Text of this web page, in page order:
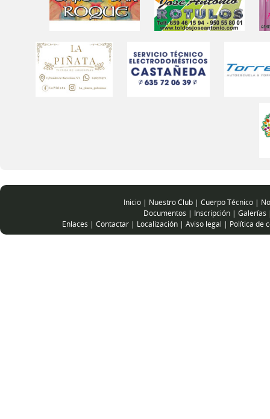
Inicio | Nuestro Club | Cuerpo Técnico |
Documentos | Inscripción | Galerías
Enlaces | Contactar | Localización | Aviso legal | Política de